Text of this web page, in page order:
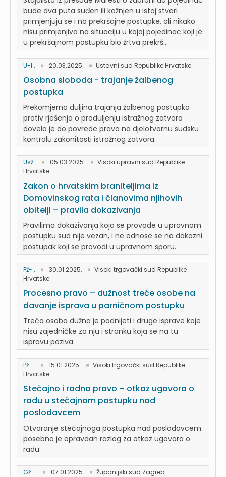
bude dva puta suđen ili kažnjen u istoj stvari
primjenjuju se i na prekršajne postupke, ali nikako
nisu primjenjiva na situaciju u kojoj pojedinac koji je
u prekršajnom postupku bio žrtva prekrš...
U-I... 20.03.2025. Ustavni sud Republike Hrvatske
Osobna sloboda - trajanje žalbenog
postupka
Prekomjerna duljina trajanja žalbenog postupka
protiv rješenja o produljenju istražnog zatvora
dovela je do povrede prava na djelotvornu sudsku
kontrolu zakonitosti istražnog zatvora.
Usž... 05.03.2025.
Visoki upravni sud Republike
Hrvatske
Zakon o hrvatskim braniteljima iz
Domovinskog rata i članovima njihovih
obitelji – pravila dokazivanja
Pravilima dokazivanja koja se provode u upravnom
postupku sud nije vezan, i ne odnose se na dokazni
postupak koji se provodi u upravnom sporu.
Pž-... 30.01.2025.
Visoki trgovački sud Republike
Hrvatske
Procesno pravo – dužnost treće osobe na
davanje isprava u parničnom postupku
Treća osoba dužna je podnijeti i druge isprave koje
nisu zajedničke za nju i stranku koja se na tu
ispravu poziva.
Pž-... 15.01.2025.
Visoki trgovački sud Republike
Hrvatske
Stečajno i radno pravo – otkaz ugovora o
radu u stečajnom postupku nad
poslodavcem
Otvaranje stečajnoga postupka nad poslodavcem
posebno je opravdan razlog za otkaz ugovora o
radu.
Gž-... 07.01.2025. Županijski sud Zagreb